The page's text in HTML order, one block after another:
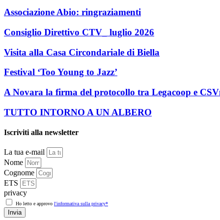
Associazione Abio: ringraziamenti
Consiglio Direttivo CTV_ luglio 2026
Visita alla Casa Circondariale di Biella
Festival ‘Too Young to Jazz’
A Novara la firma del protocollo tra Legacoop e
TUTTO INTORNO A UN ALBERO
Iscriviti alla newsletter
La tua e-mail
Nome
Cognome
ETS
privacy
Ho letto e approvo l'informativa sulla privacy*
Invia